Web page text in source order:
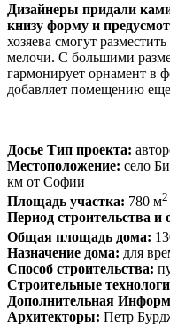
Дизайнеры придали
книзу форму и
хозяева смогут
мелочи. С большими
гармонирует орнамент в
добавляет помещению
Досье Тип проекта:
Местоположение: село
км от Софии
Площадь участка: 780 м2
Период строительства и
Общая площадь дома:
Назначение дома: для
Способ строительства:
Строительные
Дополнительная
Архитекторы: Петр